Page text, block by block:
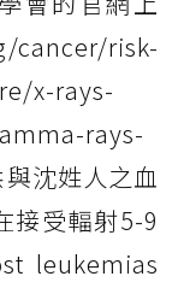
risk-
x-rays-
rays-
沈姓人之血
接受輻射5-9
leukemias